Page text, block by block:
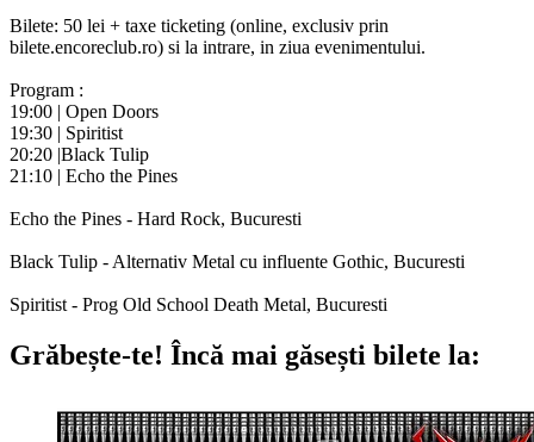
Bilete: 50 lei + taxe ticketing (online, exclusiv prin
bilete.encoreclub.ro) si la intrare, in ziua evenimentului.
Program :
19:00 | Open Doors
19:30 | Spiritist
20:20 |Black Tulip
21:10 | Echo the Pines
Echo the Pines - Hard Rock, Bucuresti
Black Tulip - Alternativ Metal cu influente Gothic, Bucuresti
Spiritist - Prog Old School Death Metal, Bucuresti
Grăbește-te! Încă mai găsești bilete la: